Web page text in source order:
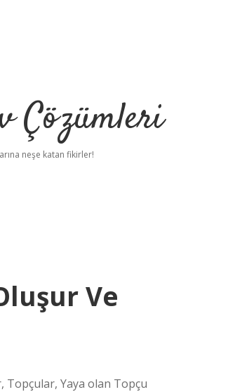
Çözümleri
neşe katan fikirler!
Ve
Topçular, Yaya olan Topçu